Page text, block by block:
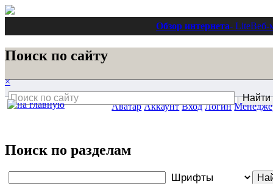
Обзор интернета- LiteВеб-
Поиск по сайту
×
Поиск по разделам
Аватар Аккаунт Вход Логин